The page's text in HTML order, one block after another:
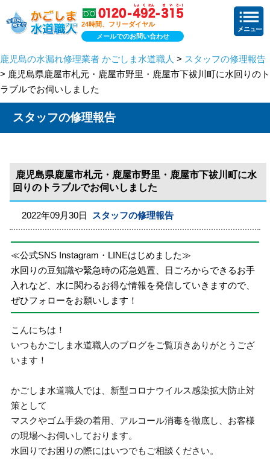
24時間、フリーダイヤル
メールでのお問い合わせ
鹿児島の水漏れ修理業者 かごしま水道職人 > スタッフの修理報告
> 鹿児島県鹿屋市札元・鹿屋市野里・鹿屋市下祓川町に水回りのト
ラブルでお伺いしました
スタッフの修理報告
鹿児島県鹿屋市札元・鹿屋市野里・鹿屋市下祓川町に水
回りのトラブルでお伺いしました
2022年09月30日 スタッフの修理報告
≪公式SNS Instagram・LINEはじめました≫
水回りの豆知識や緊急時の応急処置、日ごろからできるお手
入れなど、水に関わるお得な情報を発信していきますので、
ぜひフォローをお願いします！
こんにちは！
いつもかごしま水道職人のブログをご覧頂きありがとうござ
います！
かごしま水道職人では、新型コロナウイルス感染拡大防止対
策として
マスクやゴム手袋の着用、アルコール消毒を徹底し、お客様
の現場へお伺いしております。
水回りでお困りの際にはいつでもご相談ください。